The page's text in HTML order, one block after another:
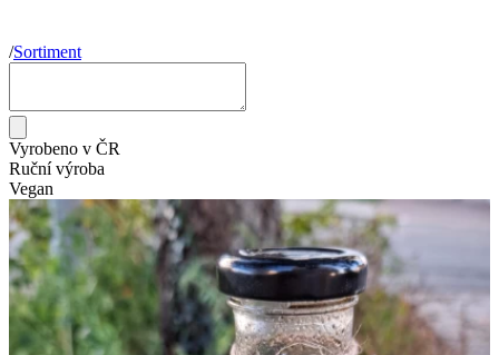
/Sortiment
Vyrobeno v ČR
Ruční výroba
Vegan